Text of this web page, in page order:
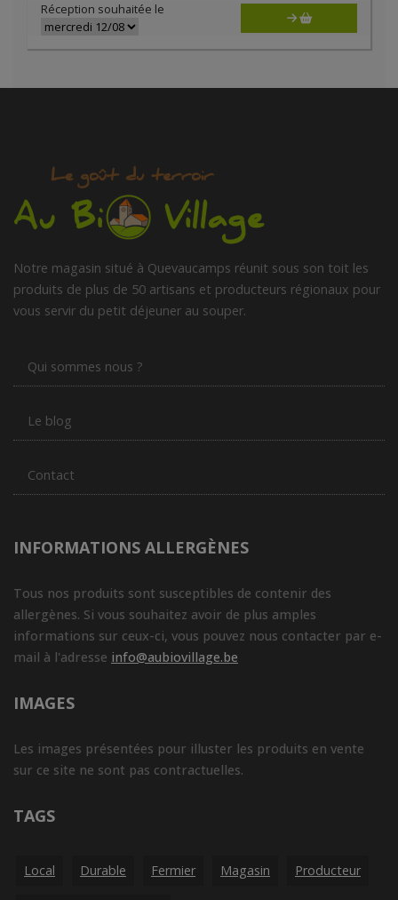
Réception souhaitée le
Notre magasin situé à Quevaucamps réunit sous son toit les
produits de plus de 50 artisans et producteurs régionaux pour
vous servir du petit déjeuner au souper.
Qui sommes nous ?
Le blog
Contact
INFORMATIONS ALLERGÈNES
Tous nos produits sont susceptibles de contenir des
allergènes. Si vous souhaitez avoir de plus amples
informations sur ceux-ci, vous pouvez nous contacter par e-
mail à l'adresse info@aubiovillage.be
IMAGES
Les images présentées pour illuster les produits en vente
sur ce site ne sont pas contractuelles.
TAGS
Local Durable Fermier Magasin Producteur